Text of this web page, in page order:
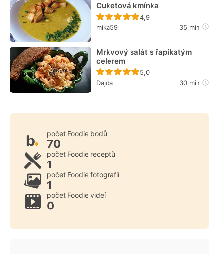
Cuketová kmínka
Recept ještě nebyl
4,9
mika59
35 min
Mrkvový salát s řapíkatým
celerem
Recept ještě nebyl
5,0
Dajda
30 min
b počet Foodie bodů
70
počet Foodie receptů
1
počet Foodie fotografií
1
počet Foodie videí
0